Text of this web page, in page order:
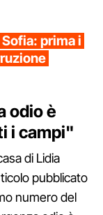
prima i
odio è
i campi"
di Lidia
pubblicato
numero del